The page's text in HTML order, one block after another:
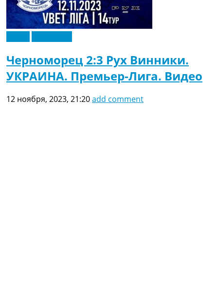
Черноморец 2:3 Рух Винники.
УКРАИНА. Премьер-Лига. Видео
12 ноября, 2023, 21:20add comment